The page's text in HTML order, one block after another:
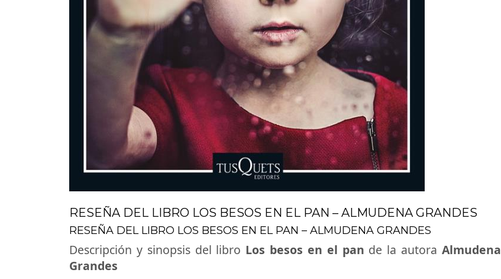
RESEÑA DEL LIBRO LOS BESOS EN EL PAN – ALMUDENA GRANDES
RESEÑA DEL LIBRO LOS BESOS EN EL PAN – ALMUDENA GRANDES
Descripción y sinopsis del libro Los besos en el pan de la autoraAlmudena
Grandes